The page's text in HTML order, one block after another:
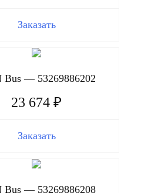
Заказать
Bus — 53269886202
23 674 ₽
Заказать
Bus — 53269886208